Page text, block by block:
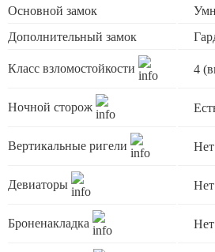
Основной замок
Дополнительный замок
Класс взломостойкости 4
Ночной сторож
Вертикальные ригели Нет
Девиаторы Нет
Броненакладка Нет